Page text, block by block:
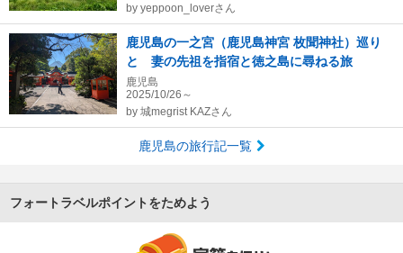
by yeppoon_loverさん
鹿児島の一之宮（鹿児島神宮 枚聞神社）巡り
と 妻の先祖を指宿と徳之島に尋ねる旅
鹿児島
2025/10/26～
by 城megrist KAZさん
鹿児島の旅行記一覧
フォートラベルポイントをためよう